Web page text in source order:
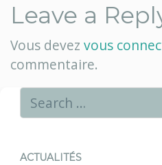
Leave a
Vous devez vous
commentaire.
ACTUALITÉS